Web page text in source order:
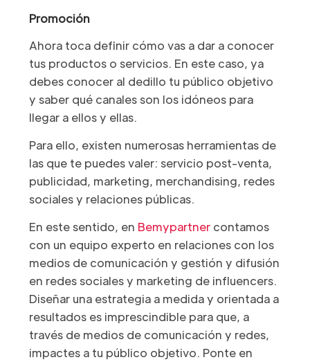
Promoción
Ahora toca definir cómo vas a dar a conocer
tus productos o servicios. En este caso, ya
debes conocer al dedillo tu público objetivo
y saber qué canales son los idóneos para
llegar a ellos y ellas.
Para ello, existen numerosas herramientas de
las que te puedes valer: servicio post-venta,
publicidad, marketing, merchandising, redes
sociales y relaciones públicas.
En este sentido, en Bemypartnercontamos
con un equipo experto en relaciones con los
medios de comunicación y gestión y difusión
en redes sociales y marketing de influencers.
Diseñar una estrategia a medida y orientada a
resultados es imprescindible para que, a
través de medios de comunicación y redes,
impactes a tu público objetivo. Ponte en